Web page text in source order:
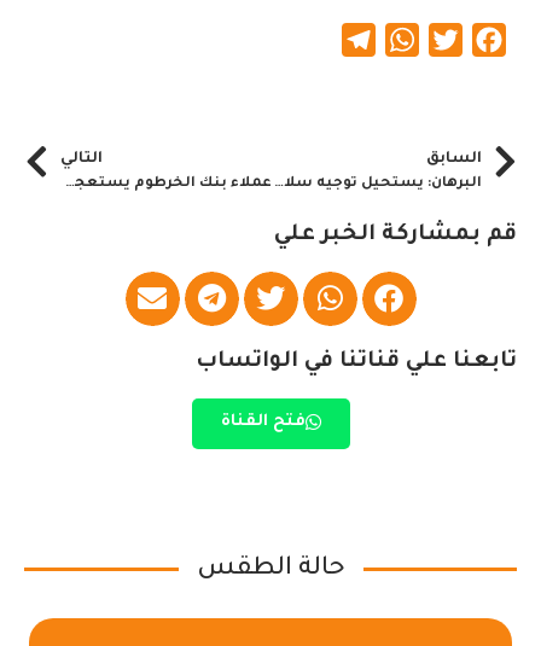
Facebook
Twitter
WhatsApp
السابق
البرهان: يستحيل توجيه سلاحنا لقتل الشعب السوداني
التالي
عملاء بنك الخرطوم يستعجلون بمعالجة عطل تطبيق بنكك
قم بمشاركة الخبر علي
تابعنا علي قناتنا في الواتساب
فتح القناة
حالة الطقس